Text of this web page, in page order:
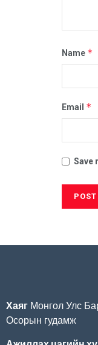
Name *
Email *
Save
Хаяг Монгол Улс
Осорын гудамж